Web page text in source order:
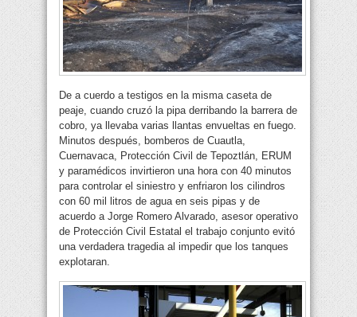
De a cuerdo a testigos en la misma caseta de
peaje, cuando cruzó la pipa derribando la barrera de
cobro, ya llevaba varias llantas envueltas en fuego.
Minutos después, bomberos de Cuautla,
Cuernavaca, Protección Civil de Tepoztlán, ERUM
y paramédicos invirtieron una hora con 40 minutos
para controlar el siniestro y enfriaron los cilindros
con 60 mil litros de agua en seis pipas y de
acuerdo a Jorge Romero Alvarado, asesor operativo
de Protección Civil Estatal el trabajo conjunto evitó
una verdadera tragedia al impedir que los tanques
explotaran.